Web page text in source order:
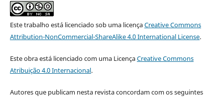
Este trabalho está licenciado sob uma licençaCreative Commons
Attribution-NonCommercial-ShareAlike 4.0 International License.
Este obra está licenciado com uma LicençaCreative Commons
Atribuição 4.0 Internacional.
Autores que publicam nesta revista concordam com os seguintes